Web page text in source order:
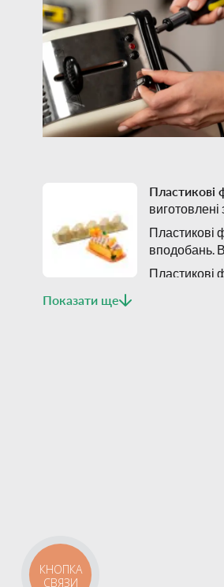
Пластикові
Пластикові
вподобань.
Пластикові
Показати ще
КНОПКА
СВЯЗИ